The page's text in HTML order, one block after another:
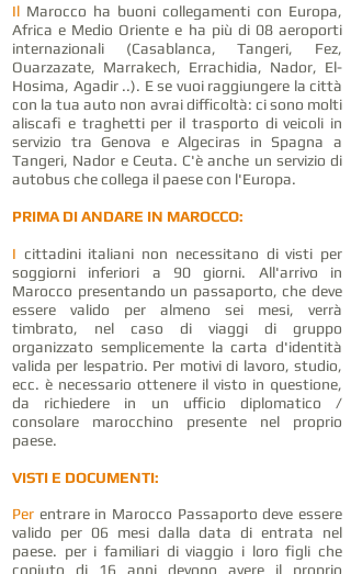
Il Marocco ha buoni collegamenti con Europa,
Africa e Medio Oriente e ha più di 08 aeroporti
internazionali (Casablanca, Tangeri, Fez,
Ouarzazate, Marrakech, Errachidia, Nador, El-
Hosima, Agadir ..). E se vuoi raggiungere la città
con la tua auto non avrai difficoltà: ci sono molti
aliscafi e traghetti per il trasporto di veicoli in
servizio tra Genova e Algeciras in Spagna a
Tangeri, Nador e Ceuta. C'è anche un servizio di
autobus che collega il paese con l'Europa.
PRIMA DI ANDARE IN MAROCCO:
I cittadini italiani non necessitano di visti per
soggiorni inferiori a 90 giorni. All'arrivo in
Marocco presentando un passaporto, che deve
essere valido per almeno sei mesi, verrà
timbrato, nel caso di viaggi di gruppo
organizzato semplicemente la carta d'identità
valida per lespatrio. Per motivi di lavoro, studio,
ecc. è necessario ottenere il visto in questione,
da richiedere in un ufficio diplomatico /
consolare marocchino presente nel proprio
paese.
VISTI E DOCUMENTI:
Per entrare in Marocco Passaporto deve essere
valido per 06 mesi dalla data di entrata nel
paese. per i familiari di viaggio i loro figli che
copiuto di 16 anni devono avere il proprio